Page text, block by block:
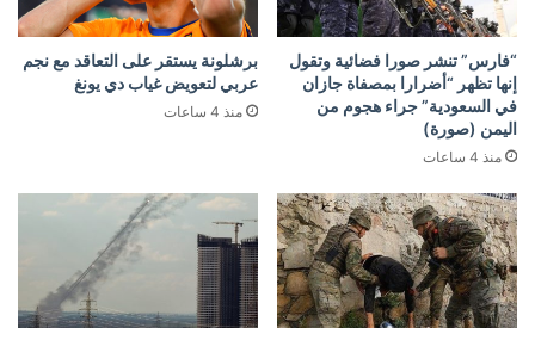
“فارس” تنشر صورا فضائية وتقول
إنها تظهر “أضرارا بمصفاة جازان
في السعودية” جراء هجوم من
اليمن (صورة)
منذ 4 ساعات
برشلونة يستقر على التعاقد مع نجم
عربي لتعويض غياب دي يونغ
منذ 4 ساعات